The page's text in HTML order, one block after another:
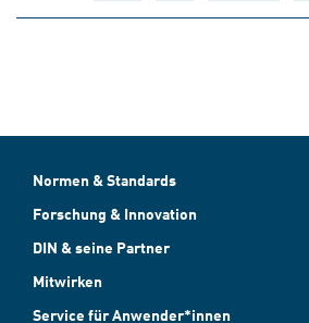
Normen & Standards
Forschung & Innovation
DIN & seine Partner
Mitwirken
Service für Anwender*innen